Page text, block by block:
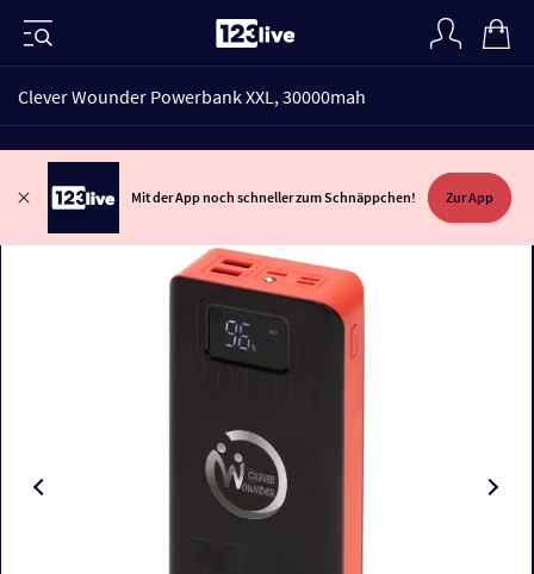
Clever Wounder Powerbank XXL, 30000mah
Mit der App noch schneller zum Schnäppchen! Zur App